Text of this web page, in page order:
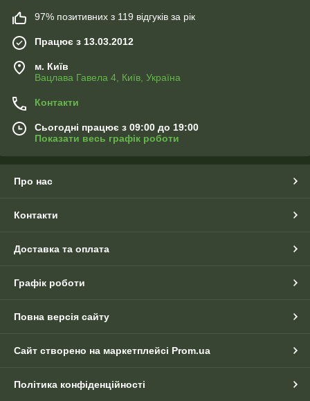
97% позитивних з 119 відгуків за рік
Працює з 13.03.2012
м. Київ
Вацлава Гавела 4, Київ, Україна
Контакти
Сьогодні працює з 09:00 до 19:00
Показати весь графік роботи
Про нас
Контакти
Доставка та оплата
Графік роботи
Повна версія сайту
Сайт створено на маркетплейсі Prom.ua
Політика конфіденційності